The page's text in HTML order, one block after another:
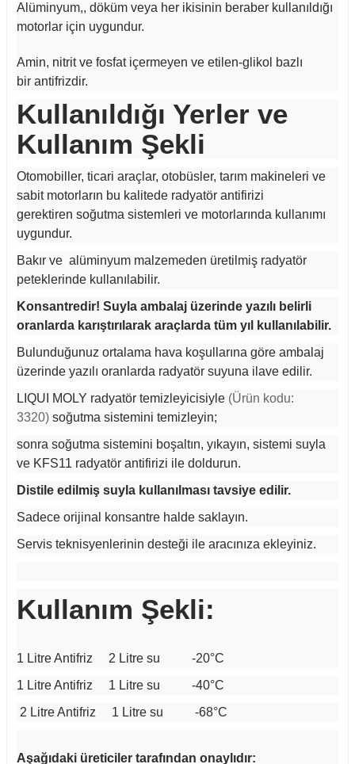
Alüminyum,, döküm veya her ikisinin beraber kullanıldığı
motorlar için uygundur.
Amin, nitrit ve fosfat içermeyen ve etilen-glikol bazlı
bir antifrizdir.
Kullanıldığı Yerler ve
Kullanım Şekli
Otomobiller, ticari araçlar, otobüsler, tarım makineleri ve
sabit motorların bu kalitede radyatör antifirizi
gerektiren soğutma sistemleri ve motorlarında kullanımı
uygundur.
Bakır ve alüminyum malzemeden üretilmiş radyatör
peteklerinde kullanılabilir.
Konsantredir! Suyla ambalaj üzerinde yazılı belirli
oranlarda karıştırılarak araçlarda tüm yıl kullanılabilir.
Bulunduğunuz ortalama hava koşullarına göre ambalaj
üzerinde yazılı oranlarda radyatör suyuna ilave edilir.
LIQUI MOLY radyatör temizleyicisiyle (Ürün kodu:
3320) soğutma sistemini temizleyin;
sonra soğutma sistemini boşaltın, yıkayın, sistemi suyla
ve KFS11 radyatör antifirizi ile doldurun.
Distile edilmiş suyla kullanılması tavsiye edilir.
Sadece orijinal konsantre halde saklayın.
Servis teknisyenlerinin desteği ile aracınıza ekleyiniz.
Kullanım Şekli:
1 Litre Antifriz 2 Litre su -20°C
1 Litre Antifriz 1 Litre su -40°C
2 Litre Antifriz 1 Litre su -68°C
Aşağıdaki üreticiler tarafından onaylıdır: